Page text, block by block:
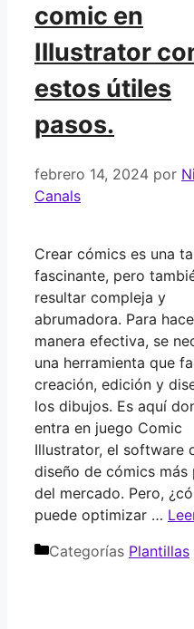
comic en
Illustrator
estos útiles
pasos.
febrero 14, 2024 por
Canals
Crear cómics es una
fascinante, pero
resultar compleja y
abrumadora. Para
manera efectiva, se
una herramienta que
creación, edición y
los dibujos. Es aquí
entra en juego Comic
Illustrator, el software
diseño de cómics más
del mercado. Pero,
puede optimizar …
Categorías Plantillas